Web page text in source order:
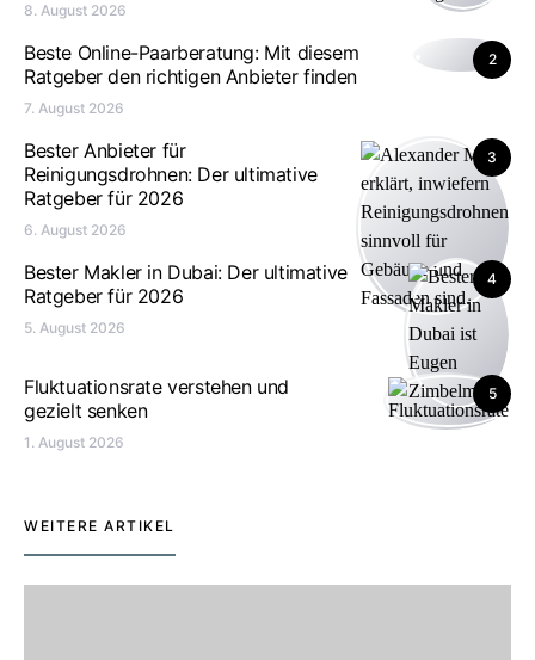
8. August 2026
2
Beste Online-Paarberatung: Mit diesem
Ratgeber den richtigen Anbieter finden
7. August 2026
3
Bester Anbieter für
Reinigungsdrohnen: Der ultimative
Ratgeber für 2026
6. August 2026
4
Bester Makler in Dubai: Der ultimative
Ratgeber für 2026
5. August 2026
5
Fluktuationsrate verstehen und
gezielt senken
1. August 2026
WEITERE ARTIKEL